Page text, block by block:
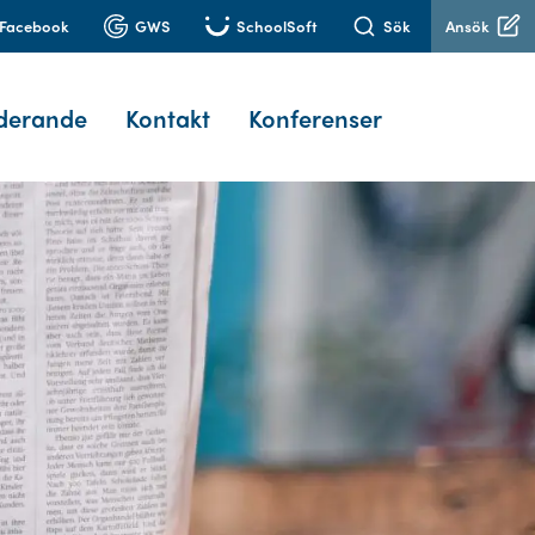
Facebook GWS SchoolSoft Sök Ansök
Kontakt Konferenser